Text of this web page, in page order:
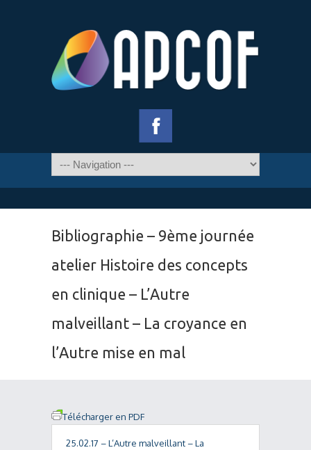
Bibliographie – 9ème journée
atelier Histoire des concepts
en clinique – L’Autre
malveillant – La croyance en
l’Autre mise en mal
Télécharger en PDF
25.02.17 – L’Autre malveillant – La